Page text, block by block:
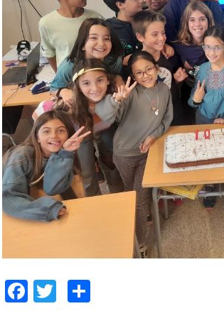
Facebook
Twitter